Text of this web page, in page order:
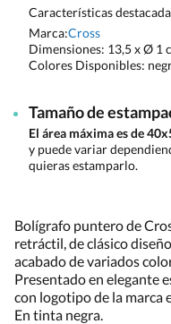
Características
Marca:Cross
Dimensiones: 13,5 x Ø 1
Colores Disponibles:
Tamaño de
El área máxima es de
y puede variar
quieras estamparlo.
Bolígrafo puntero de
retráctil, de clásico
acabado de variados
Presentado en elegante
con logotipo de la marca
En tinta negra.